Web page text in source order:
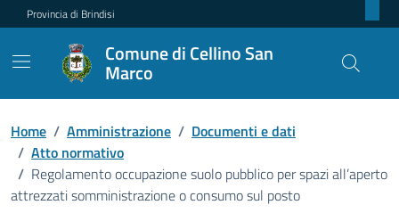
Provincia di Brindisi
Comune di Cellino San
Marco
Home / Amministrazione / Documenti e dati
/ Atto normativo
/ Regolamento occupazione suolo pubblico per spazi all’aperto
attrezzati somministrazione o consumo sul posto